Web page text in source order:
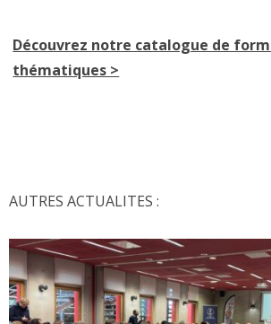
Découvrez notre catalogue de
thématiques >
AUTRES ACTUALITES :